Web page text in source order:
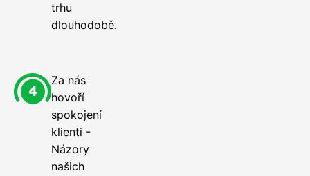
trhu
dlouhodobě.
Za nás
hovoří
spokojení
klienti -
Názory
našich